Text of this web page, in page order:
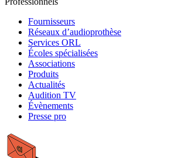
Fournisseurs
Réseaux d’audioprothèse
Services ORL
Écoles spécialisées
Associations
Produits
Actualités
Audition TV
Évènements
Presse pro